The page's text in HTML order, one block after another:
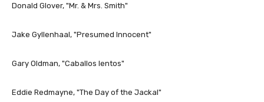
Donald Glover, "Mr. & Mrs. Smith"
Jake Gyllenhaal, "Presumed Innocent"
Gary Oldman, "Caballos lentos"
Eddie Redmayne, "The Day of the Jackal"